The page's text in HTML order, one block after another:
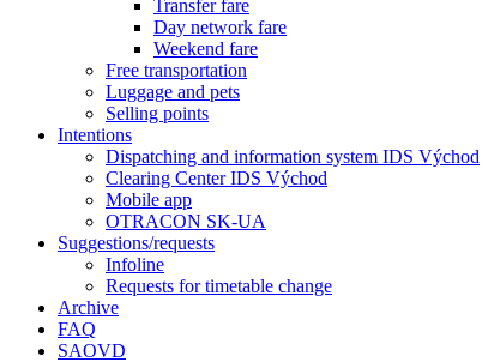
Transfer fare
Day network fare
Weekend fare
Free transportation
Luggage and pets
Selling points
Intentions
Dispatching and information system IDS Východ
Clearing Center IDS Východ
Mobile app
OTRACON SK-UA
Suggestions/requests
Infoline
Requests for timetable change
Archive
FAQ
SAOVD